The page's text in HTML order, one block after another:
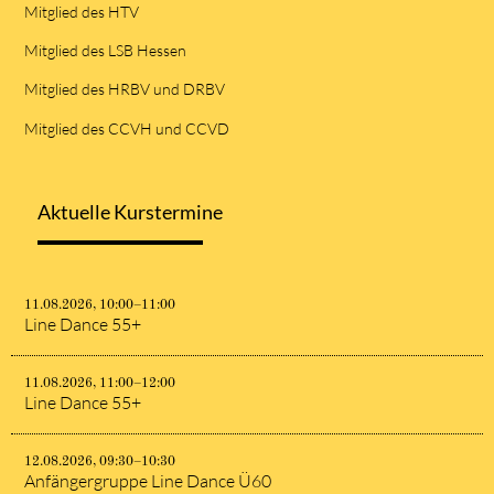
Mitglied des HTV
Mitglied des LSB Hessen
Mitglied des HRBV und DRBV
Mitglied des CCVH und CCVD
Aktuelle Kurstermine
11.08.2026, 10:00–11:00
Line Dance 55+
11.08.2026, 11:00–12:00
Line Dance 55+
12.08.2026, 09:30–10:30
Anfängergruppe Line Dance Ü60